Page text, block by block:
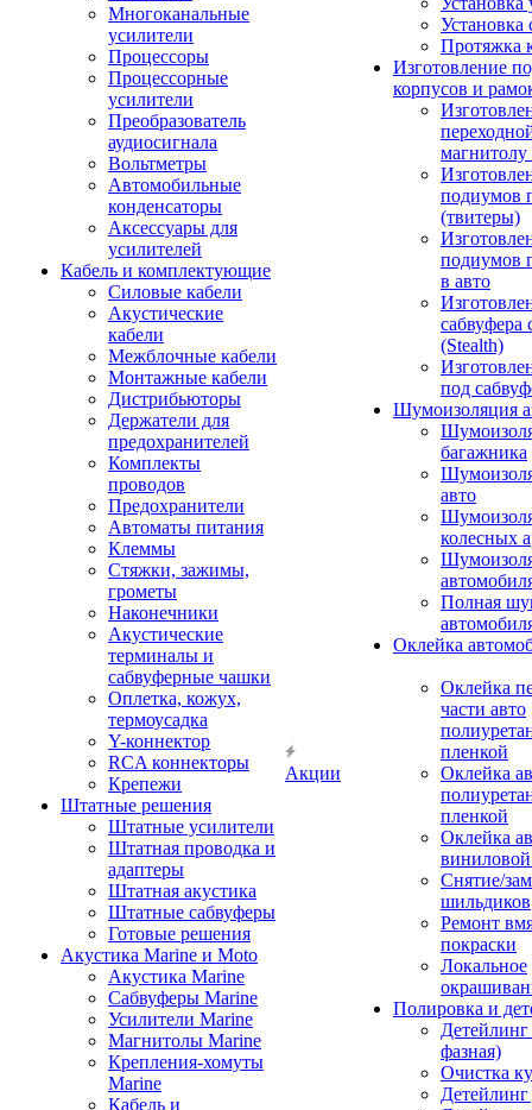
Многоканальные
усилители
Процессоры
Процессорные
усилители
Преобразователь
аудиосигнала
Вольтметры
Автомобильные
конденсаторы
Аксессуары для
усилителей
Кабель и комплектующие
Силовые кабели
Акустические
кабели
Межблочные кабели
Монтажные кабели
Дистрибьюторы
Держатели для
предохранителей
Комплекты
проводов
Предохранители
Автоматы питания
Клеммы
Стяжки, зажимы,
грометы
Наконечники
Акустические
терминалы и
сабвуферные чашки
Оплетка, кожух,
термоусадка
Y-коннектор
RCA коннекторы
Крепежи
Штатные решения
Штатные усилители
Штатная проводка и
адаптеры
Штатная акустика
Штатные сабвуферы
Готовые решения
Акустика Marine и Moto
Акустика Marine
Сабвуферы Marine
Усилители Marine
Магнитолы Marine
Крепления-хомуты
Marine
Кабель и
Акции
Установка
Протяжка
Изготовление
корпусов и
подиумов
(твитеры)
подиумов
в авто
сабвуфера
(Stealth)
под
Шумоизоляция
багажника
авто
колесных
Полная
Оклейка
Оклейка
части авто
пленкой
Оклейка
пленкой
Оклейка
Снятие/
шильдиков
Ремонт
покраски
Локальное
Полировка и
фазная)
Очистка
Детейлинг